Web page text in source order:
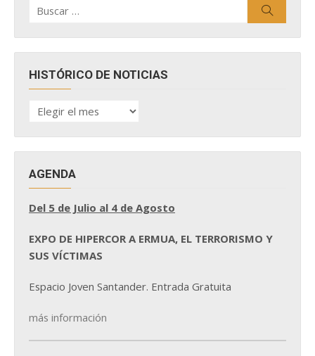
por:
HISTÓRICO DE NOTICIAS
HISTÓRICO
DE
AGENDA
Del 5 de Julio al 4 de Agosto
EXPO DE HIPERCOR A ERMUA, EL TERRORISMO Y
SUS VÍCTIMAS
Espacio Joven Santander. Entrada Gratuita
más información